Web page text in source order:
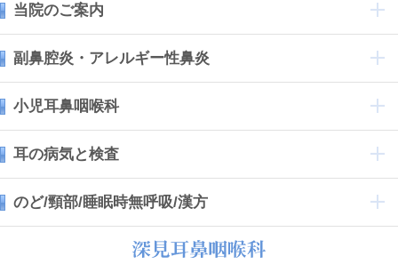
当院のご案内
副鼻腔炎・アレルギー性鼻炎
小児耳鼻咽喉科
耳の病気と検査
のど/頸部/睡眠時無呼吸/漢方